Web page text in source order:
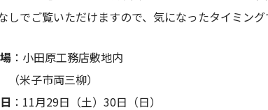
しでご覧いただけますので、気になったタイミン
：小田原工務店敷地内
市両三柳）
：11月29日（土）30日（日）